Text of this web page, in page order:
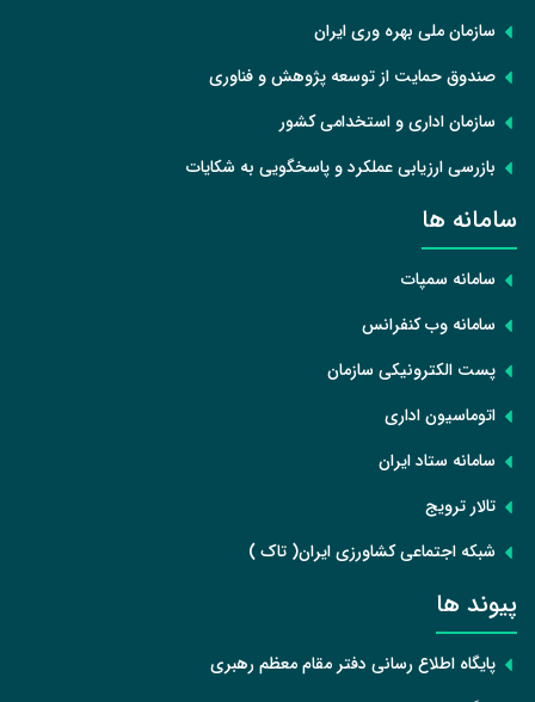
سازمان ملی بهره وری ایران
صندوق حمایت از توسعه پژوهش و فناوری
سازمان اداری و استخدامی کشور
بازرسی ارزیابی عملکرد و پاسخگویی به شکایات
سامانه ها
سامانه سمپات
سامانه وب کنفرانس
پست الکترونیکی سازمان
اتوماسیون اداری
سامانه ستاد ایران
تالار ترویج
شبکه اجتماعی کشاورزی ایران( تاک )
پیوند ها
پایگاه اطلاع رسانی دفتر مقام معظم رهبری